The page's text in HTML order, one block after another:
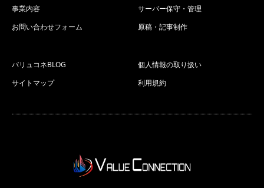
事業内容
お問い合わせフォーム
サーバー保守・管理
原稿・記事制作
バリュコネBLOG
サイトマップ
個人情報の取り扱い
利用規約